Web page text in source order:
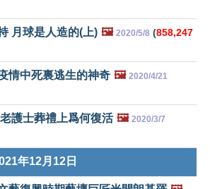
月球是人造的(上) 🖼️ 2020/5/8 (858,247
情中死裏逃生的神奇 🖼️ 2020/4/21
護士葬禮上爲何復活 🖼️ 2020/3/7
年12月12日